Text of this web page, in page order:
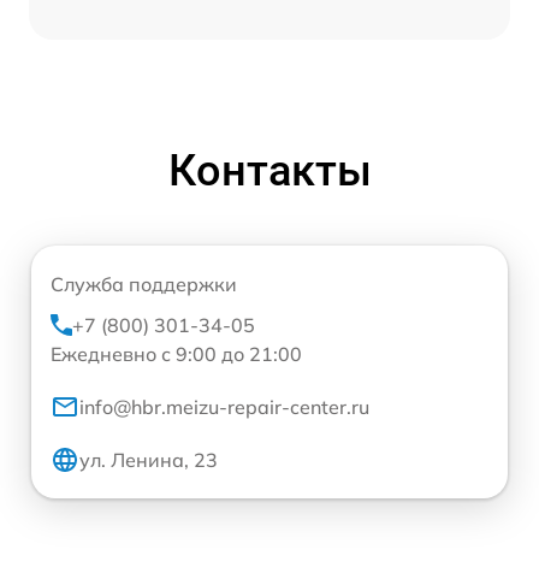
Контакты
Служба поддержки
+7 (800) 301-34-05
Ежедневно с 9:00 до 21:00
info@hbr.meizu-repair-center.ru
ул. Ленина, 23